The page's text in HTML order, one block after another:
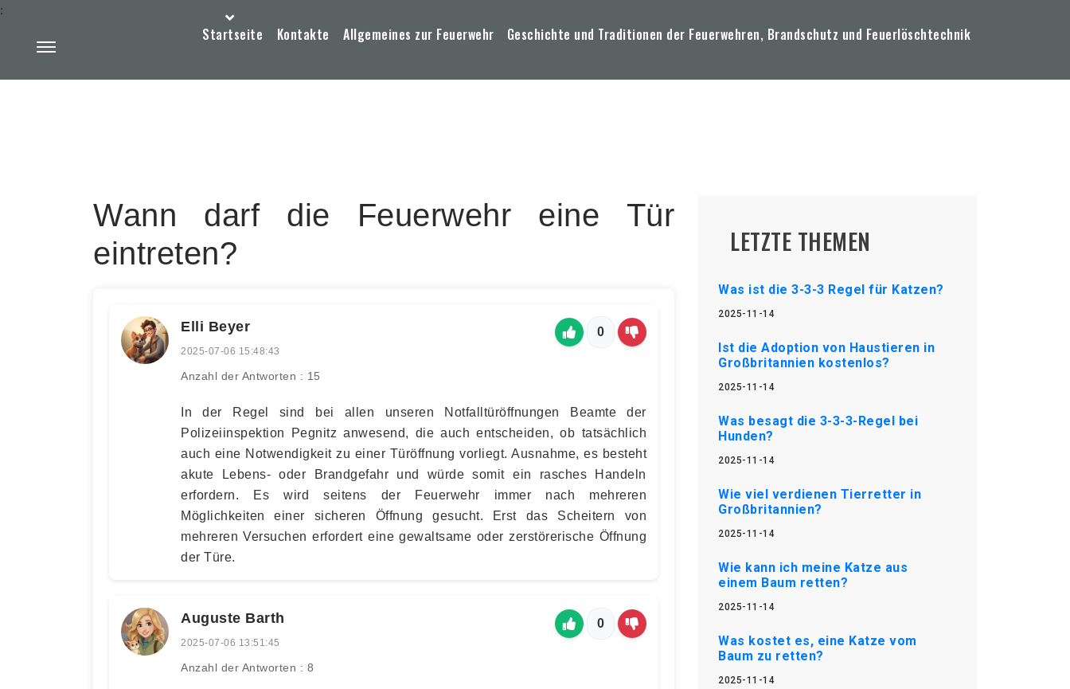
Startseite Kontakte Allgemeines zur Feuerwehr Geschichte und Traditionen der Feuerwehren, Brandschutz und Feuerlöschtechnik
:
Wann darf die Feuerwehr eine Tür
eintreten?
Elli Beyer
2025-07-06 15:48:43
Anzahl der Antworten : 15
0
In der Regel sind bei allen unseren Notfalltüröffnungen Beamte der
Polizeiinspektion Pegnitz anwesend, die auch entscheiden, ob tatsächlich
auch eine Notwendigkeit zu einer Türöffnung vorliegt. Ausnahme, es besteht
akute Lebens- oder Brandgefahr und würde somit ein rasches Handeln
erfordern. Es wird seitens der Feuerwehr immer nach mehreren
Möglichkeiten einer sicheren Öffnung gesucht. Erst das Scheitern von
mehreren Versuchen erfordert eine gewaltsame oder zerstörerische Öffnung
der Türe.
Auguste Barth
2025-07-06 13:51:45
Anzahl der Antworten : 8
0
LETZTE THEMEN
Was ist die 3-3-3 Regel für Katzen?
2025-11-14
Ist die Adoption von Haustieren in
Großbritannien kostenlos?
2025-11-14
Was besagt die 3-3-3-Regel bei
Hunden?
2025-11-14
Wie viel verdienen Tierretter in
Großbritannien?
2025-11-14
Wie kann ich meine Katze aus
einem Baum retten?
2025-11-14
Was kostet es, eine Katze vom
Baum zu retten?
2025-11-14